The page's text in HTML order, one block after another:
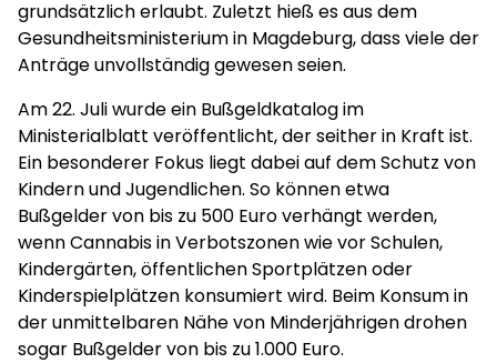
grundsätzlich erlaubt. Zuletzt hieß es aus dem
Gesundheitsministerium in Magdeburg, dass viele der
Anträge unvollständig gewesen seien.
Am 22. Juli wurde ein Bußgeldkatalog im
Ministerialblatt veröffentlicht, der seither in Kraft ist.
Ein besonderer Fokus liegt dabei auf dem Schutz von
Kindern und Jugendlichen. So können etwa
Bußgelder von bis zu 500 Euro verhängt werden,
wenn Cannabis in Verbotszonen wie vor Schulen,
Kindergärten, öffentlichen Sportplätzen oder
Kinderspielplätzen konsumiert wird. Beim Konsum in
der unmittelbaren Nähe von Minderjährigen drohen
sogar Bußgelder von bis zu 1.000 Euro.